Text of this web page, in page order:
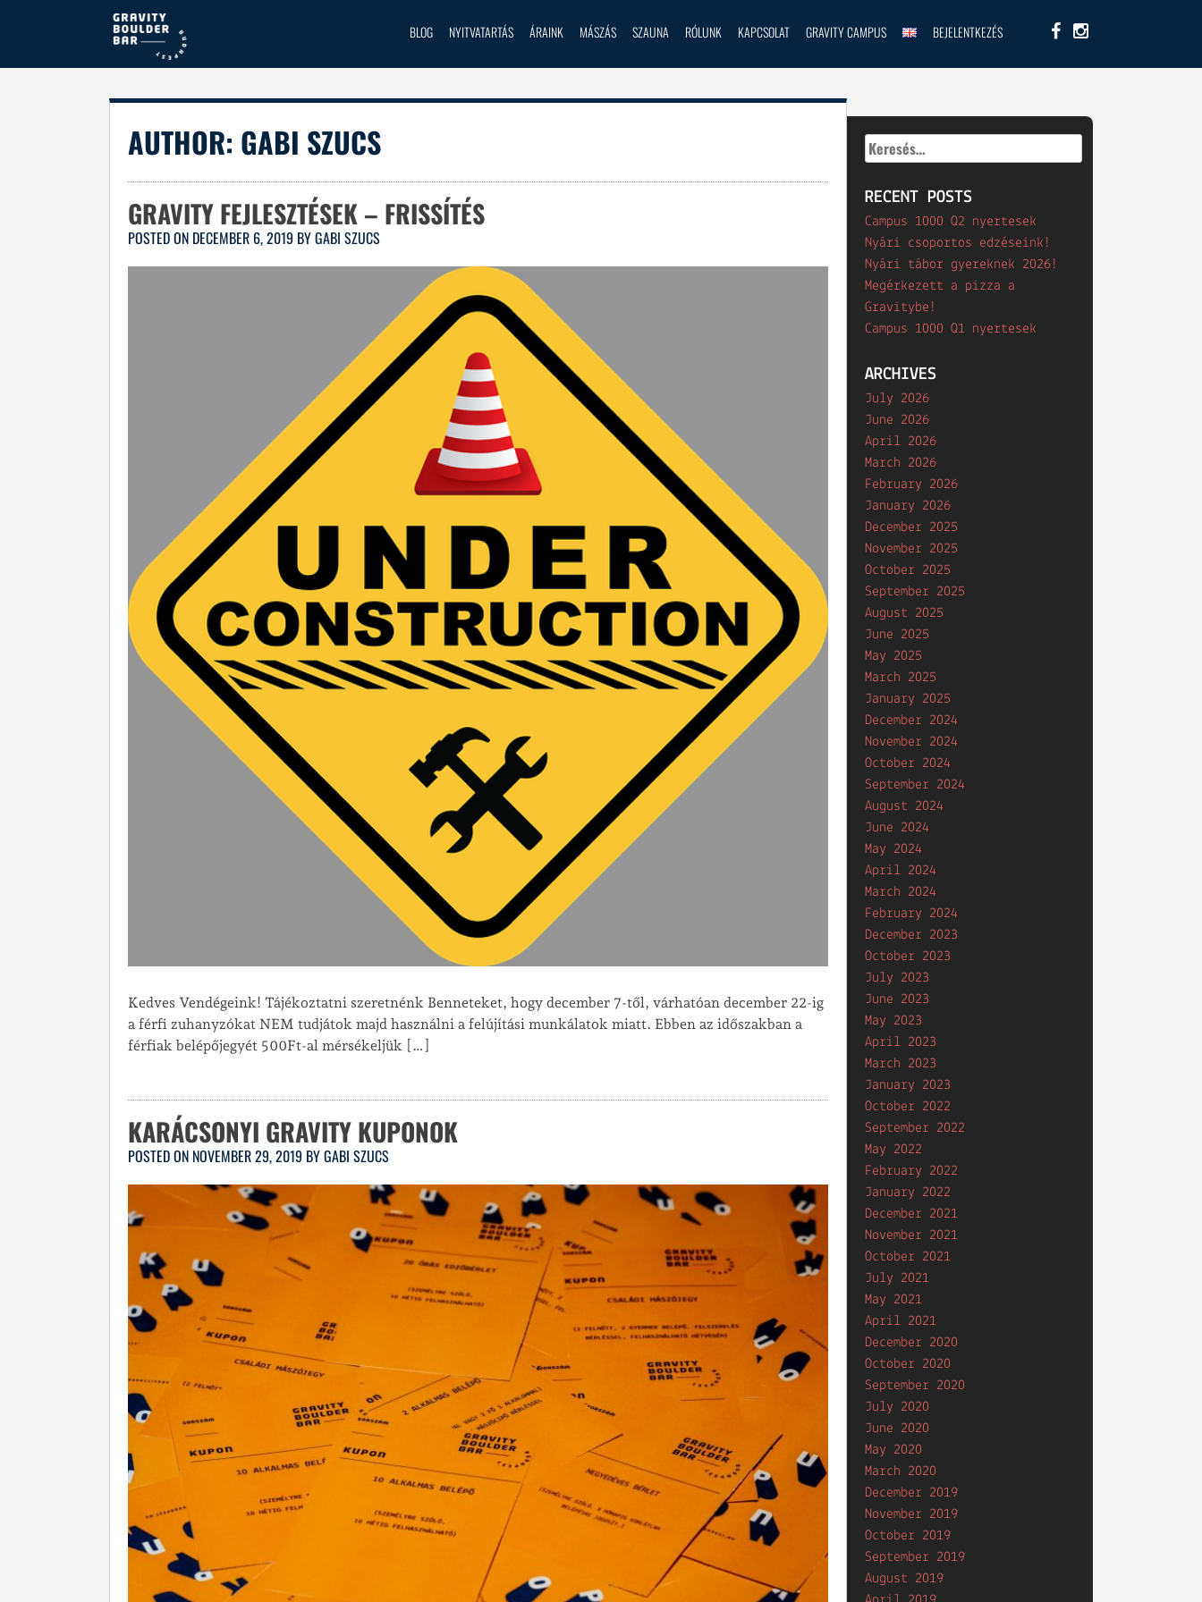
BLOG NYITVATARTÁS ÁRAINK MÁSZÁS SZAUNA RÓLUNK KAPCSOLAT GRAVITY CAMPUS BEJELENTKEZÉS
AUTHOR: GABI SZUCS
GRAVITY FEJLESZTÉSEK – FRISSÍTÉS
POSTED ON DECEMBER 6, 2019 BYGABI SZUCS
Kedves Vendégeink! Tájékoztatni szeretnénk Benneteket, hogy december 7-től, várhatóan december 22-ig
a férfi zuhanyzókat NEM tudjátok majd használni a felújítási munkálatok miatt. Ebben az időszakban a
férfiak belépőjegyét 500Ft-al mérsékeljük […]
KARÁCSONYI GRAVITY KUPONOK
POSTED ON NOVEMBER 29, 2019 BYGABI SZUCS
Keresés:
RECENT POSTS
Campus 1000 Q2 nyertesek
Nyári csoportos edzéseink!
Nyári tábor gyereknek 2026!
Megérkezett a pizza a
Gravitybe!
Campus 1000 Q1 nyertesek
ARCHIVES
July 2026
June 2026
April 2026
March 2026
February 2026
January 2026
December 2025
November 2025
October 2025
September 2025
August 2025
June 2025
May 2025
March 2025
January 2025
December 2024
November 2024
October 2024
September 2024
August 2024
June 2024
May 2024
April 2024
March 2024
February 2024
December 2023
October 2023
July 2023
June 2023
May 2023
April 2023
March 2023
January 2023
October 2022
September 2022
May 2022
February 2022
January 2022
December 2021
November 2021
October 2021
July 2021
May 2021
April 2021
December 2020
October 2020
September 2020
July 2020
June 2020
May 2020
March 2020
December 2019
November 2019
October 2019
September 2019
August 2019